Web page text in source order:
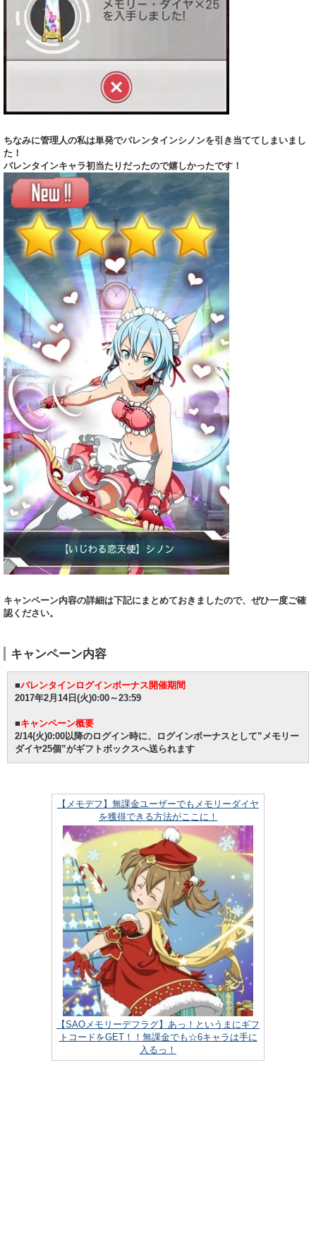
ちなみに管理人の私は単発でバレンタインシノンを引き当ててしまいまし
た！
バレンタインキャラ初当たりだったので嬉しかったです！
キャンペーン内容の詳細は下記にまとめておきましたので、ぜひ一度ご確
認ください。
キャンペーン内容
■バレンタインログインボーナス開催期間
2017年2月14日(火)0:00～23:59
■キャンペーン概要
2/14(火)0:00以降のログイン時に、ログインボーナスとして”メモリー
ダイヤ25個”がギフトボックスへ送られます
【メモデフ】無課金ユーザーでもメモリーダイヤ
を獲得できる方法がここに！
【SAOメモリーデフラグ】あっ！というまにギフ
トコードをGET！！無課金でも☆6キャラは手に
入るっ！